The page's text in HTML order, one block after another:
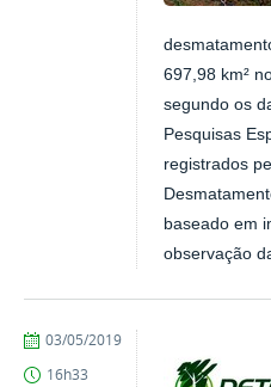
697,98 km²
segundo os
Pesquisas
registrados
baseado em
observação
publicado
03/05/2019
16h33